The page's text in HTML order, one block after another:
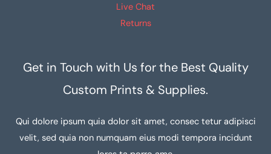
Live Chat
Returns
Get in Touch with Us for the Best Quality
Custom Prints & Supplies.
Qui dolore ipsum quia dolor sit amet, consec tetur adipisci
velit, sed quia non numquam eius modi tempora incidunt